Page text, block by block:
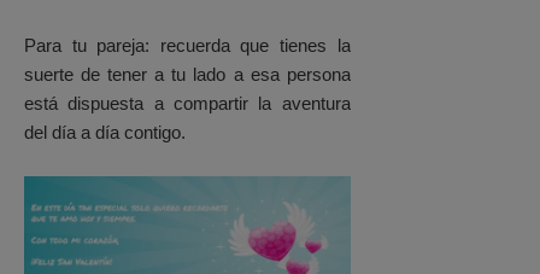
Para tu pareja: recuerda que tienes la
suerte de tener a tu lado a esa persona
está dispuesta a compartir la aventura
del día a día contigo.